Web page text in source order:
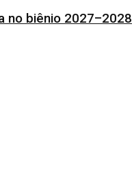
no biênio 2027–2028